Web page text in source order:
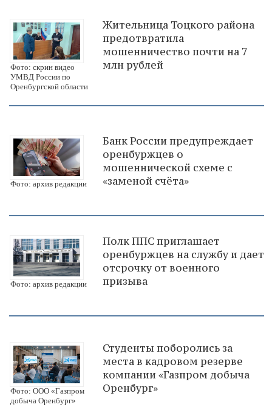
Фото: скрин видео
УМВД России по
Оренбургской области
Жительница Тоцкого района
предотвратила
мошенничество почти на 7
млн рублей
Фото: архив редакции
Банк России предупреждает
оренбуржцев о
мошеннической схеме с
«заменой счёта»
Фото: архив редакции
Полк ППС приглашает
оренбуржцев на службу и дает
отсрочку от военного
призыва
Фото: ООО «Газпром
добыча Оренбург»
Студенты поборолись за
места в кадровом резерве
компании «Газпром добыча
Оренбург»